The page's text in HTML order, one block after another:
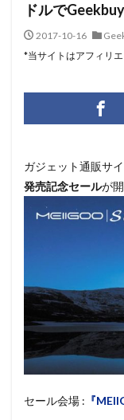
ドルで
2017-10-16
*当サイトはアフィリ
ガジェット通販サ
発売記念セールが
セール会場 : 『